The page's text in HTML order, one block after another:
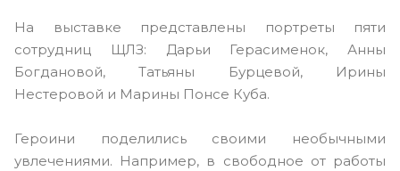
На выставке представлены портреты пяти
сотрудниц ЩЛЗ: Дарьи Герасименок, Анны
Богдановой, Татьяны Бурцевой, Ирины
Нестеровой и Марины Понсе Куба.
Героини поделились своими необычными
увлечениями. Например, в свободное от работы